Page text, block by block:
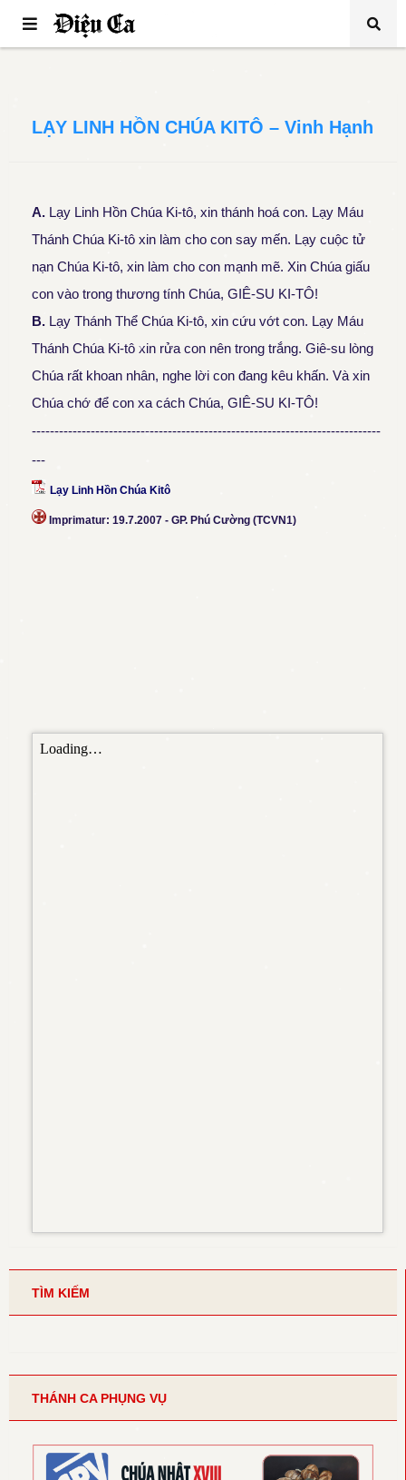
LẠY LINH HỒN CHÚA KITÔ – Vinh Hạnh
A. Lạy Linh Hồn Chúa Ki-tô, xin thánh hoá con. Lạy Máu
Thánh Chúa Ki-tô xin làm cho con say mến. Lạy cuộc tử
nạn Chúa Ki-tô, xin làm cho con mạnh mẽ. Xin Chúa giấu
con vào trong thương tính Chúa, GIÊ-SU KI-TÔ!
B. Lạy Thánh Thể Chúa Ki-tô, xin cứu vớt con. Lạy Máu
Thánh Chúa Ki-tô xin rửa con nên trong trắng. Giê-su lòng
Chúa rất khoan nhân, nghe lời con đang kêu khấn. Và xin
Chúa chớ để con xa cách Chúa, GIÊ-SU KI-TÔ!
-----------------------------------------------------------------------------
---
Lạy Linh Hồn Chúa Kitô
Imprimatur: 19.7.2007 - GP. Phú Cường (TCVN1)
TÌM KIẾM
THÁNH CA PHỤNG VỤ